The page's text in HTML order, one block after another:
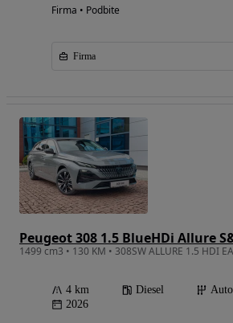
Firma • Podbite
Firma
Peugeot 308 1.5 BlueHDi Allure
1499 cm3 • 130 KM • 308SW ALLURE 1.5 HDI
4 km Diesel
2026